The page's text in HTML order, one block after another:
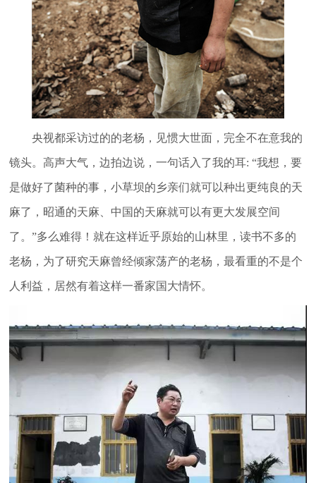
央视都采访过的的老杨，见惯大世面，完全不在意我的
镜头。高声大气，边拍边说，一句话入了我的耳: “我想，要
是做好了菌种的事，小草坝的乡亲们就可以种出更纯良的天
麻了，昭通的天麻、中国的天麻就可以有更大发展空间
了。”多么难得！就在这样近乎原始的山林里，读书不多的
老杨，为了研究天麻曾经倾家荡产的老杨，最看重的不是个
人利益，居然有着这样一番家国大情怀。